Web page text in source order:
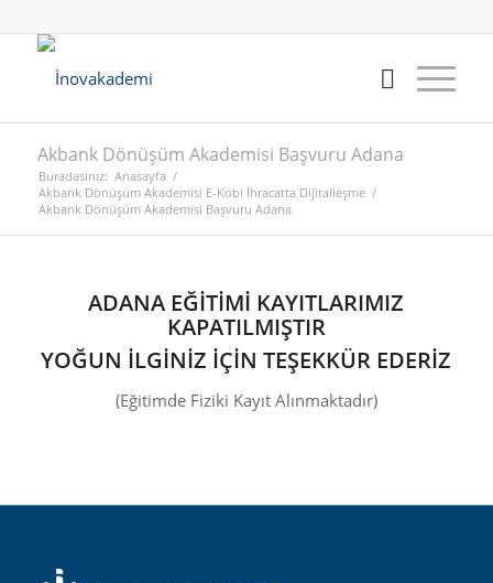
Akbank Dönüşüm Akademisi Başvuru Adana
Buradasınız: Anasayfa /
Akbank Dönüşüm Akademisi E-Kobi İhracatta Dijitalleşme /
Akbank Dönüşüm Akademisi Başvuru Adana
ADANA EĞİTİMİ KAYITLARIMIZ
KAPATILMIŞTIR
YOĞUN İLGİNİZ İÇİN TEŞEKKÜR EDERİZ
(Eğitimde Fiziki Kayıt Alınmaktadır)